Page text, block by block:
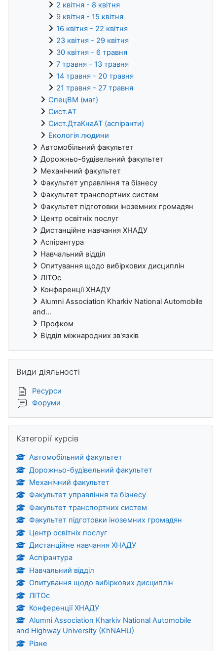
2 квітня - 8 квітня
9 квітня - 15 квітня
16 квітня - 22 квітня
23 квітня - 29 квітня
30 квітня - 6 травня
7 травня - 13 травня
14 травня - 20 травня
21 травня - 27 травня
СпецВМ (маг)
Сист.АТ
Сист.ДтаКнаАТ (аспіранти)
Екологія людини
Автомобільний факультет
Дорожньо-будівельний факультет
Механічний факультет
Факультет управління та бізнесу
Факультет транспортних систем
Факультет підготовки іноземних громадян
Центр освітніх послуг
Дистанційне навчання ХНАДУ
Аспірантура
Навчальний відділ
Опитування щодо вибіркових дисциплін
ЛІТОс
Конференції ХНАДУ
Alumni Association Kharkiv National Automobile
and...
Профком
Відділ міжнародних зв'язків
Види діяльності
Ресурси
Форуми
Категорії курсів
Автомобільний факультет
Дорожньо-будівельний факультет
Механічний факультет
Факультет управління та бізнесу
Факультет транспортних систем
Факультет підготовки іноземних громадян
Центр освітніх послуг
Дистанційне навчання ХНАДУ
Аспірантура
Навчальний відділ
Опитування щодо вибіркових дисциплін
ЛІТОс
Конференції ХНАДУ
Alumni Association Kharkiv National Automobile
and Highway University (KhNAHU)
Різне